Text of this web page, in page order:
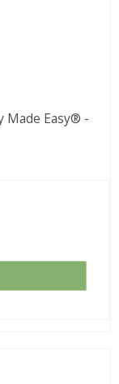
Made Easy® -